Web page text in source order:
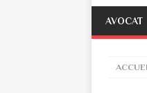
AVOCAT